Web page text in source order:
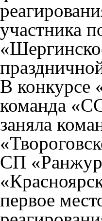
участника
В конкурсе
команда
заняла
СП
первое